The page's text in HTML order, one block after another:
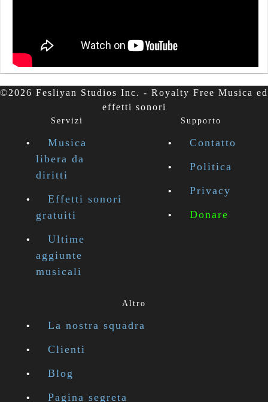
©2026 Fesliyan Studios Inc. - Royalty Free Musica ed
effetti sonori
Servizi
Musica
libera da
diritti
Effetti sonori
gratuiti
Ultime
aggiunte
musicali
Supporto
Contatto
Politica
Privacy
Donare
Altro
La nostra squadra
Clienti
Blog
Pagina segreta